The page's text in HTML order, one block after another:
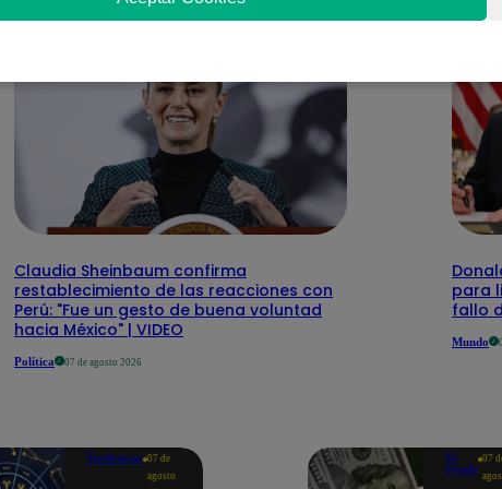
Claudia Sheinbaum confirma
restablecimiento de las reacciones con
Perú: "Fue un gesto de buena voluntad
hacia México" | VIDEO
Política 07 de agosto 2026
para
fallo
Mundo
Tendencias 07 de
agosto
Te
ayudo
07